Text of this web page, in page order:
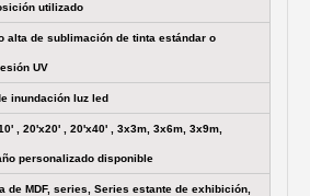
utilizado
alta de sublimación de tinta estándar o
UV
inundación luz led
, 20'x20' , 20'x40' , 3x3m, 3x6m, 3x9m,
personalizado disponible
de MDF, series, Series estante de exhibición,